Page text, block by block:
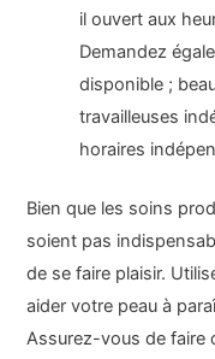
il ouvert aux
Demandez
disponible ;
travailleuses
horaires
Bien que les soins
soient pas
de se faire plaisir.
aider votre peau à
Assurez-vous de faire